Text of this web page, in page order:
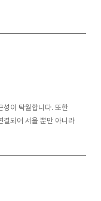
성이 탁월합니다. 또한
되어 서울 뿐만 아니라